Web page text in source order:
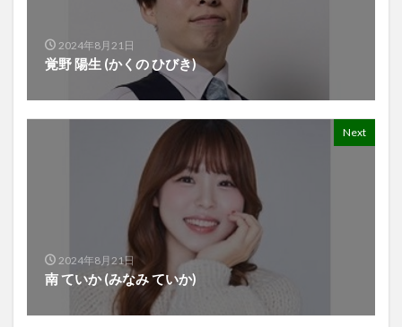
2024年8月21日
覚野 陽生 (かくの ひびき)
Next
2024年8月21日
南 ていか (みなみ ていか)